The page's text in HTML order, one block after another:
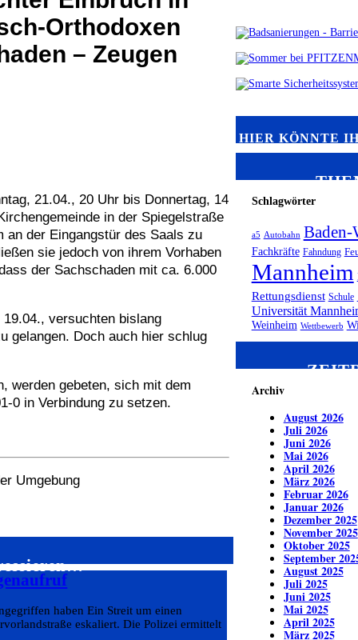
Orthodoxen
– Zeugen
21.04., 20 Uhr bis Donnertag, 14
in der Spiegelstraße
an der Eingangstür des Saals zu
sie jedoch von ihrem Vorhaben
der Sachschaden mit ca. 6.000
versuchten bislang
gelangen. Doch auch hier schlug
werden gebeten, sich mit dem
0 in Verbindung zu setzen.
Umgebung
haben Ein Streit um einen
eskaliert. Die Polizei ermittelt
HIER KÖNNTE
Schlagwörter
a5 Autobahn Baden-
Fachkräfte Fahndung
Mannheim
Rettungsdienst Schule
Universität
Weinheim Wettbewerb
Archiv
August 2026
Juli 2026
Juni 2026
Mai 2026
April 2026
März 2026
Februar 2026
Januar 2026
Dezember 2025
November 2025
Oktober 2025
September
August 2025
Juli 2025
Juni 2025
Mai 2025
April 2025
März 2025